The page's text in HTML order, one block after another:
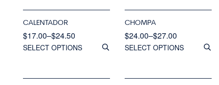
CALENTADOR
$17.00–$24.50
SELECT OPTIONS
CHOMPA
$24.00–$27.00
SELECT OPTIONS